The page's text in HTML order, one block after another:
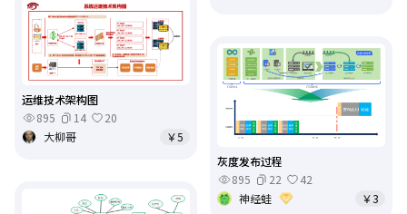
运维技术架构图
895
14
20
大柳哥
￥5
灰度发布过程
895
22
42
神经蛙
￥3